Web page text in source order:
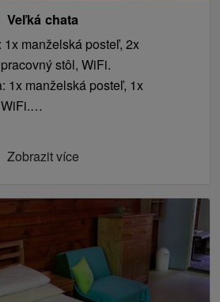
Veľká chata
manželská posteľ, 2x
stôl, WiFi.
1x manželská posteľ, 1x
1x manželská posteľ, 1x
1x manželská posteľ, WiFi.
manželská posteľ, 1x
Zobrazit více